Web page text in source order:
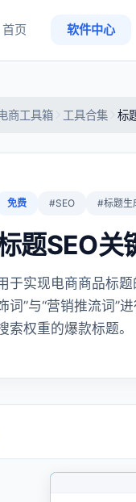
首页 软件中心
商工具箱 工具合集 标
免费 #SEO #标题生
题SEO关
于实现电商商品标
词”与“营销推流词”
索权重的爆款标题。